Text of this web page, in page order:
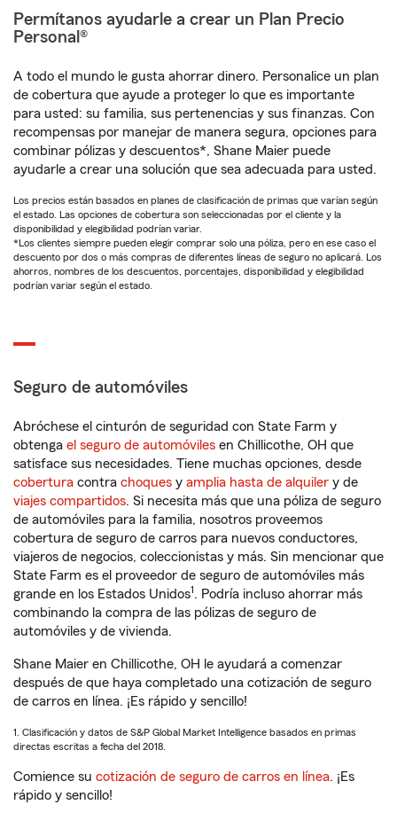
Permítanos ayudarle a crear un Plan Precio
Personal®
A todo el mundo le gusta ahorrar dinero. Personalice un plan
de cobertura que ayude a proteger lo que es importante
para usted: su familia, sus pertenencias y sus finanzas. Con
recompensas por manejar de manera segura, opciones para
combinar pólizas y descuentos*, Shane Maier puede
ayudarle a crear una solución que sea adecuada para usted.
Los precios están basados en planes de clasificación de primas que varían según
el estado. Las opciones de cobertura son seleccionadas por el cliente y la
disponibilidad y elegibilidad podrían variar.
*Los clientes siempre pueden elegir comprar solo una póliza, pero en ese caso el
descuento por dos o más compras de diferentes líneas de seguro no aplicará. Los
ahorros, nombres de los descuentos, porcentajes, disponibilidad y elegibilidad
podrían variar según el estado.
Seguro de automóviles
Abróchese el cinturón de seguridad con State Farm y
obtenga el seguro de automóviles en Chillicothe, OH que
satisface sus necesidades. Tiene muchas opciones, desde
cobertura contra choques y amplia hasta de alquiler y de
viajes compartidos. Si necesita más que una póliza de seguro
de automóviles para la familia, nosotros proveemos
cobertura de seguro de carros para nuevos conductores,
viajeros de negocios, coleccionistas y más. Sin mencionar que
State Farm es el proveedor de seguro de automóviles más
grande en los Estados Unidos1. Podría incluso ahorrar más
combinando la compra de las pólizas de seguro de
automóviles y de vivienda.
Shane Maier en Chillicothe, OH le ayudará a comenzar
después de que haya completado una cotización de seguro
de carros en línea. ¡Es rápido y sencillo!
1. Clasificación y datos de S&P Global Market Intelligence basados en primas
directas escritas a fecha del 2018.
Comience su cotización de seguro de carros en línea. ¡Es
rápido y sencillo!